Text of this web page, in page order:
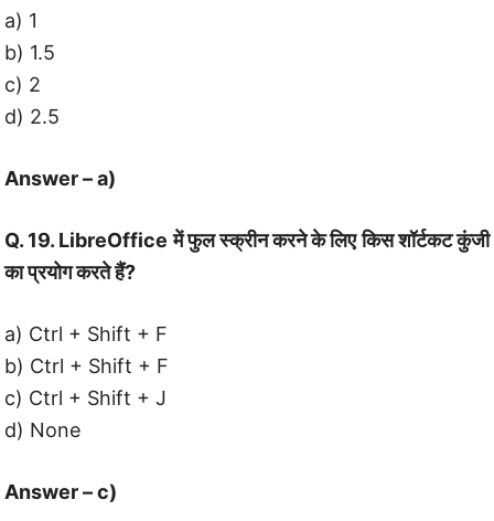
a) 1
b) 1.5
c) 2
d) 2.5
Answer – a)
Q. 19. LibreOffice में फुल स्क्रीन करने के लिए किस शॉर्टकट कुंजी
का प्रयोग करते हैं?
a) Ctrl + Shift + F
b) Ctrl + Shift + F
c) Ctrl + Shift + J
d) None
Answer – c)